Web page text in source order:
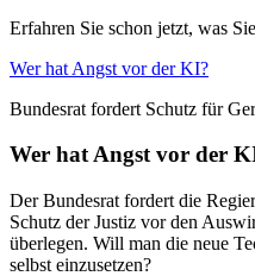
Erfahren Sie schon jetzt, was
Wer hat Angst vor der KI?
Bundesrat fordert Schutz für
Wer hat Angst vor der
Der Bundesrat fordert die
Schutz der Justiz vor den
überlegen. Will man die neue
selbst einzusetzen?